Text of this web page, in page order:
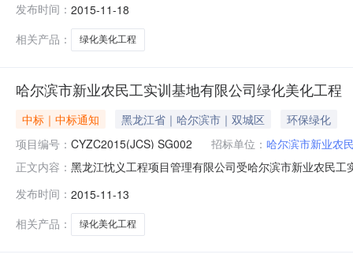
美化工程项目联系人：暴雪荣联系方式：13836176022
式：暴雪荣1383617
发布时间： 2015-11-18
相关产品：
绿化美化工程
哈尔滨市新业农民工实训基地有限公司绿化美化工程
中标｜中标通知 黑龙江省｜哈尔滨市｜双城区
环保绿化
项目编号： CYZC2015(JCS) SG002 招标单位： 哈尔滨市新业农
正文内容： 黑龙江忱义工程项目管理有限公司受哈尔滨市新业农民
人：暴雪荣项目联系电话：13836176022采购人联系方
13836176022代理
发布时间： 2015-11-13
相关产品：
绿化美化工程